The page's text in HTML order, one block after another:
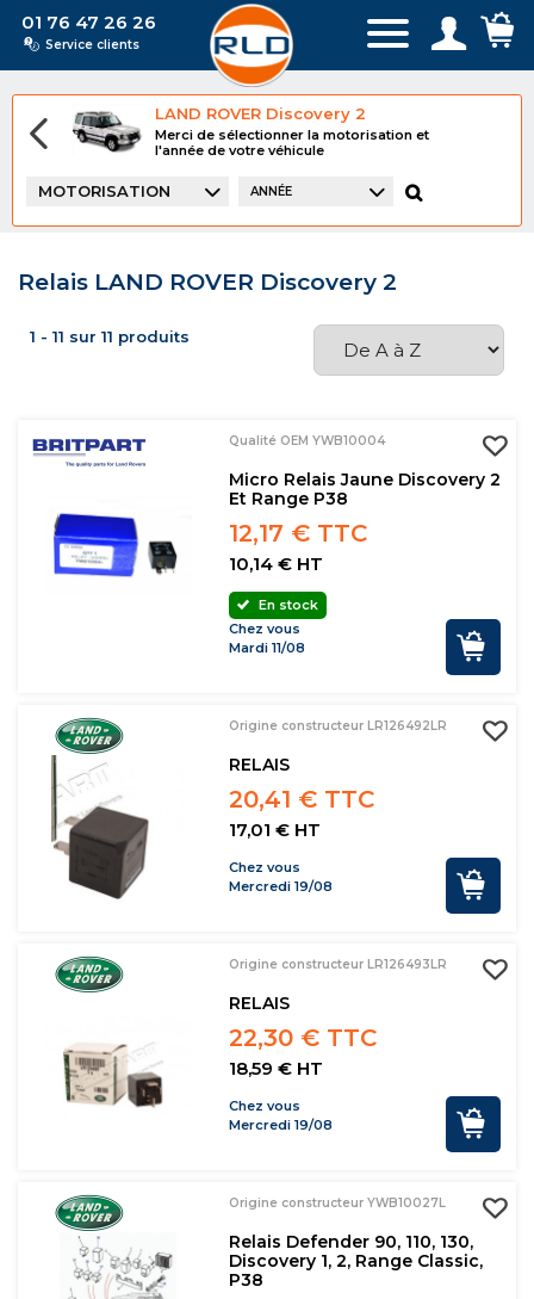
01 76 47 26 26
Service clients
LAND ROVER Discovery 2
Merci de sélectionner la motorisation et
l'année de votre véhicule
MOTORISATION ANNÉE
Relais LAND ROVER Discovery 2
1 - 11 sur 11 produits
Qualité OEM YWB10004
Micro Relais Jaune Discovery 2
Et Range P38
12,17 € TTC
10,14 € HT
En stock
Chez vous
Mardi 11/08
Origine constructeur LR126492LR
RELAIS
20,41 € TTC
17,01 € HT
Chez vous
Mercredi 19/08
Origine constructeur LR126493LR
RELAIS
22,30 € TTC
18,59 € HT
Chez vous
Mercredi 19/08
Origine constructeur YWB10027L
Relais Defender 90, 110, 130,
Discovery 1, 2, Range Classic,
P38